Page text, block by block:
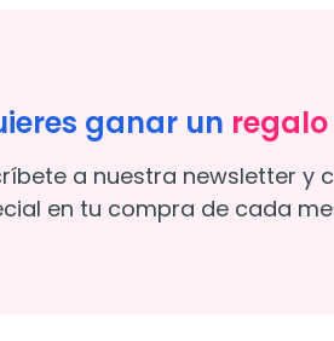
ganar un regalo
a nuestra newsletter y
en tu compra de cada